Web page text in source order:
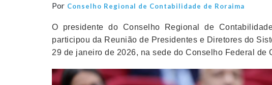
Por Conselho Regional de Contabilidade de Roraima
O presidente do Conselho Regional de
participou da Reunião de Presidentes e Diretores do
29 de janeiro de 2026, na sede do Conselho Federal